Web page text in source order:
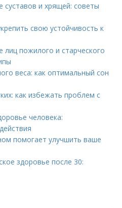
суставов и хрящей: советы
свою устойчивость к
лиц пожилого и старческого
веса: как оптимальный сон
как избежать проблем с
человека:
помогает улучшить ваше
здоровье после 30: